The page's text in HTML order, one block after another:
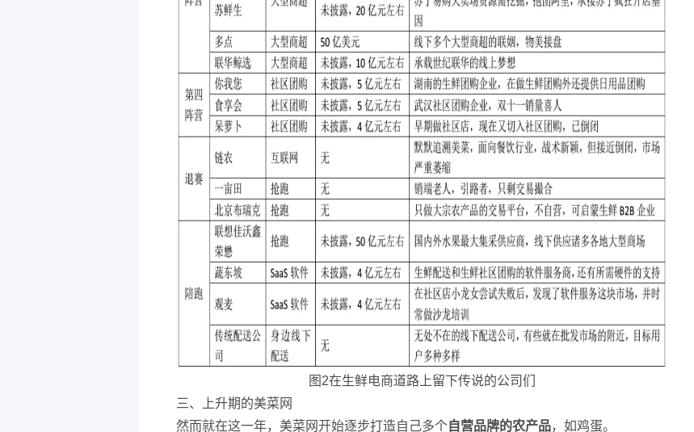
图2在生鲜电商道路上留下传说的公司们
三、上升期的美菜网
然而就在这一年，美菜网开始逐步打造自己多个自营品牌的农产品，如鸡蛋。